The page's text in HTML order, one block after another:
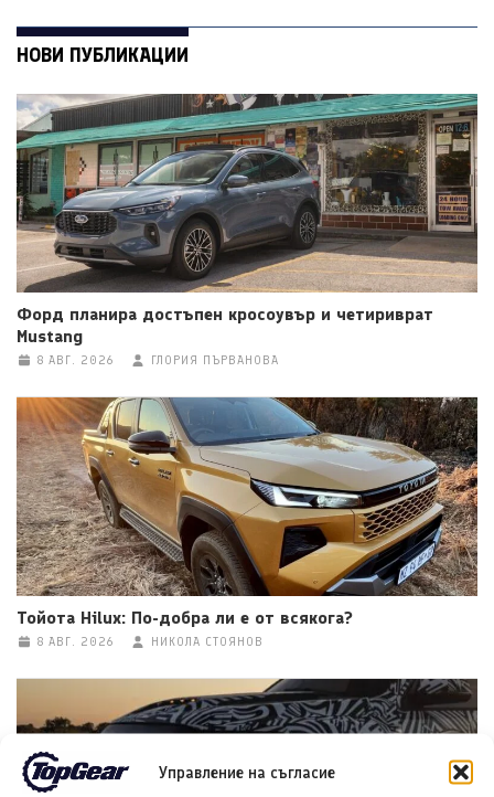
Управление на съгласие
НОВИ ПУБЛИКАЦИИ
Форд планира достъпен кросоувър и четириврат
Mustang
8 АВГ. 2026 ГЛОРИЯ ПЪРВАНОВА
Тойота Hilux: По-добра ли е от всякога?
8 АВГ. 2026 НИКОЛА СТОЯНОВ